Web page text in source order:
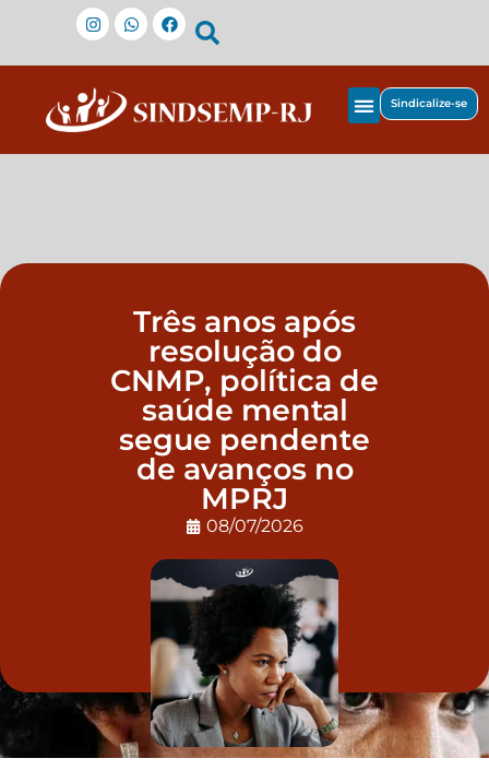
Sindicalize-se
Três anos após
resolução do
CNMP, política de
saúde mental
segue pendente
de avanços no
MPRJ
08/07/2026